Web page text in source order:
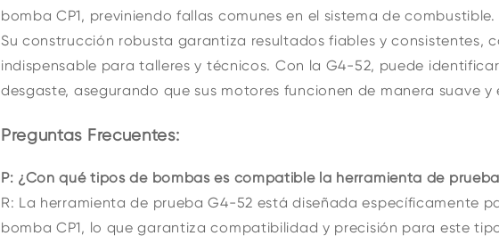
bomba CP1, previniendo fallas comunes en el sistema de combustible.
Su construcción robusta garantiza resultados fiables y consistentes,
indispensable para talleres y técnicos. Con la G4-52, puede
desgaste, asegurando que sus motores funcionen de manera suave y
Preguntas Frecuentes:
P: ¿Con qué tipos de bombas es compatible la herramienta de
R: La herramienta de prueba G4-52 está diseñada específicamente
bomba CP1, lo que garantiza compatibilidad y precisión para este